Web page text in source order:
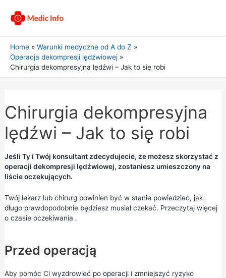
Home
Warunki medyczne od A do Z
Operacja dekompresji lędźwiowej
Chirurgia dekompresyjna lędźwi – Jak to się robi
Chirurgia dekompresyjna
lędźwi – Jak to się robi
Jeśli Ty i Twój konsultant zdecydujecie, że możesz skorzystać z
operacji dekompresji lędźwiowej, zostaniesz umieszczony na
liście oczekujących.
Twój lekarz lub chirurg powinien być w stanie powiedzieć, jak
długo prawdopodobnie będziesz musiał czekać. Przeczytaj więcej
o czasie oczekiwania .
Przed operacją
Aby pomóc Ci wyzdrowieć po operacji i zmniejszyć ryzyko